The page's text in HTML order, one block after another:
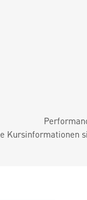
Kursinformationen